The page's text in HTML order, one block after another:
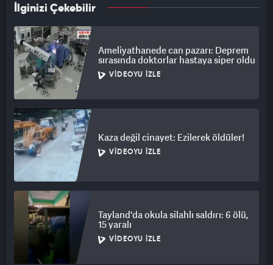
İlginizi Çekebilir
Ameliyathanede can pazarı: Deprem
sırasında doktorlar hastaya siper oldu
VIDEOYU İZLE
Kaza değil cinayet: Ezilerek öldüler!
VIDEOYU İZLE
Tayland'da okula silahlı saldırı: 6 ölü,
15 yaralı
VIDEOYU İZLE